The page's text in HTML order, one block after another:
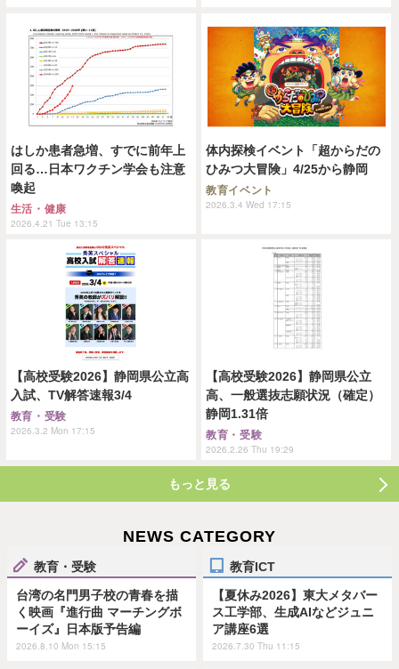
はしか患者急増、すでに前年上
回る…日本ワクチン学会も注意
喚起
生活・健康
2026.4.21 Tue 13:15
体内探検イベント「超からだの
ひみつ大冒険」4/25から静岡
教育イベント
2026.3.4 Wed 17:15
【高校受験2026】静岡県公立高
入試、TV解答速報3/4
教育・受験
2026.3.2 Mon 17:15
【高校受験2026】静岡県公立
高、一般選抜志願状況（確定）
静岡1.31倍
教育・受験
2026.2.26 Thu 19:29
もっと見る
NEWS CATEGORY
教育・受験
台湾の名門男子校の青春を描
く映画『進行曲 マーチングボ
ーイズ』日本版予告編
2026.8.10 Mon 15:15
教育ICT
【夏休み2026】東大メタバー
ス工学部、生成AIなどジュニ
ア講座6選
2026.7.30 Thu 11:15